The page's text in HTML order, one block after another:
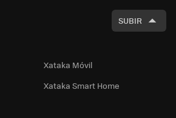
SUBIR
Xataka Móvil
Xataka Smart Home